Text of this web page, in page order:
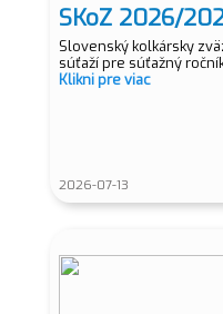
SKoZ 2026/
Slovenský kolkársky
súťaží pre súťažný
Klikni pre viac
2026-07-13